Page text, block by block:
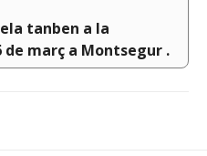
tanben a la
març a Montsegur .